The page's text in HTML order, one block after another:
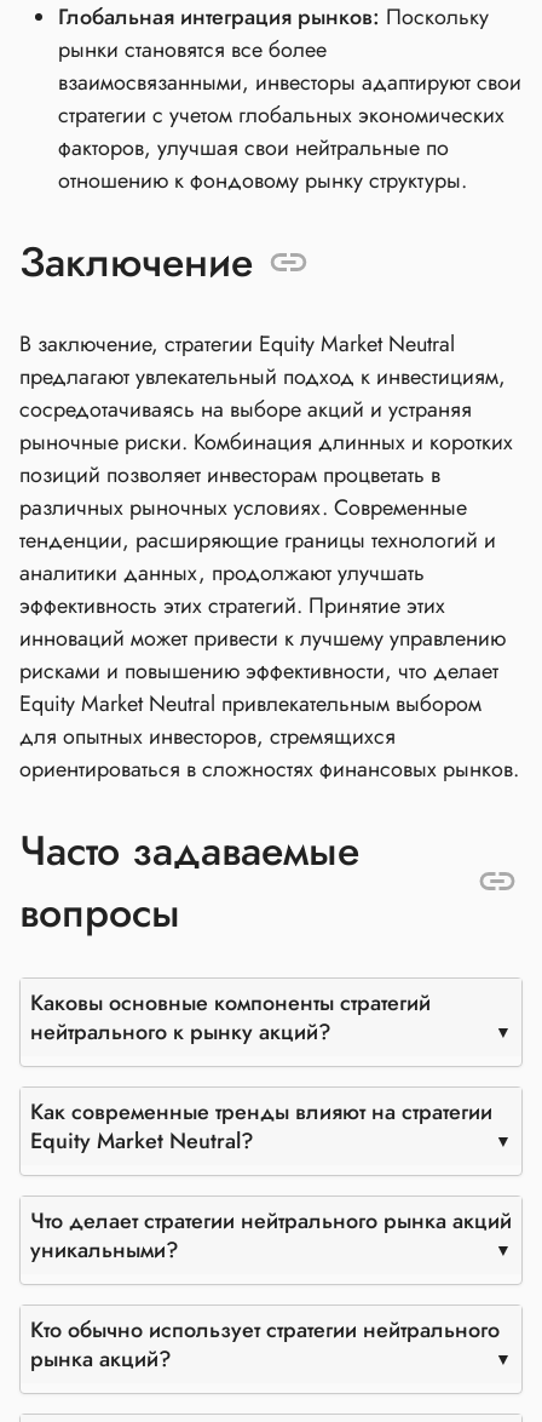
Глобальная интеграция рынков: Поскольку
рынки становятся все более
взаимосвязанными, инвесторы адаптируют свои
стратегии с учетом глобальных экономических
факторов, улучшая свои нейтральные по
отношению к фондовому рынку структуры.
Заключение
В заключение, стратегии Equity Market Neutral
предлагают увлекательный подход к инвестициям,
сосредотачиваясь на выборе акций и устраняя
рыночные риски. Комбинация длинных и коротких
позиций позволяет инвесторам процветать в
различных рыночных условиях. Современные
тенденции, расширяющие границы технологий и
аналитики данных, продолжают улучшать
эффективность этих стратегий. Принятие этих
инноваций может привести к лучшему управлению
рисками и повышению эффективности, что делает
Equity Market Neutral привлекательным выбором
для опытных инвесторов, стремящихся
ориентироваться в сложностях финансовых рынков.
Часто задаваемые
вопросы
Каковы основные компоненты стратегий
нейтрального к рынку акций?
Как современные тренды влияют на стратегии
Equity Market Neutral?
Что делает стратегии нейтрального рынка акций
уникальными?
Кто обычно использует стратегии нейтрального
рынка акций?